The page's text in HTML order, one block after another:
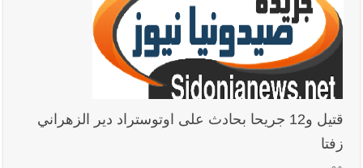
أخبار لبنان روابط القطاع العام : إضراب الاثنين احتجاجا على
تقسيط المفعول الرجعي
تداخل السياسة بالقضاء ولبنان قد يسلّمه إلى السلطة
قتيل و12 جريحا بحادث على اوتوستراد دير الزهراني
زفتا